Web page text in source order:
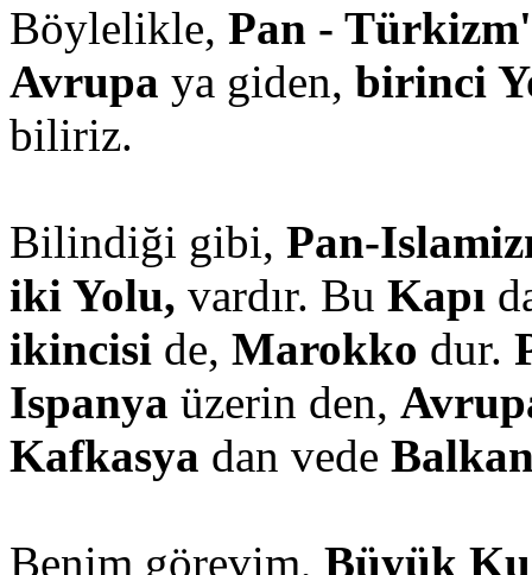
Böylelikle, Pan -
Avrupa ya giden, birinci
biliriz.
Bilindiği gibi, Pan-
iki Yolu, vardır. Bu Kapı
ikincisi de, Marokko dur.
Ispanya üzerin den,
Kafkasya dan vede
Benim görevim, Büyük